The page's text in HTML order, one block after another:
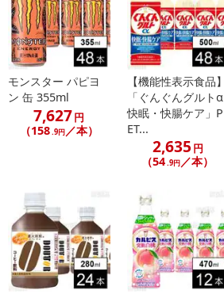
モンスター パピヨ
ン 缶 355ml
7,627円
（158.9円／本）
【機能性表示食品】
「ぐんぐんグルトα
快眠・快腸ケア」P
ET...
2,635 円
（54.9円／本）